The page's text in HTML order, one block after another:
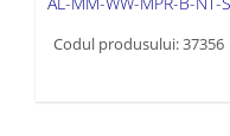
Codul produsului: 37356